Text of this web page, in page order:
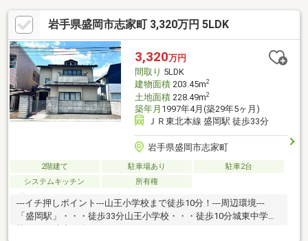
岩手県盛岡市志家町 3,320万円 5LDK
3,320万円
間取り 5LDK
建物面積203.45m2
土地面積228.49m2
築年月 1997年4月(築29年5ヶ月)
ＪＲ東北本線 盛岡駅 徒歩33分
岩手県盛岡市志家町
2階建て 駐車場あり
駐車2台
システムキッチン
所有権
---イチ押しポイント---山王小学校まで徒歩10分！---周辺環境---
「盛岡駅」・・・徒歩33分山王小学校・・・徒歩10分城東中学